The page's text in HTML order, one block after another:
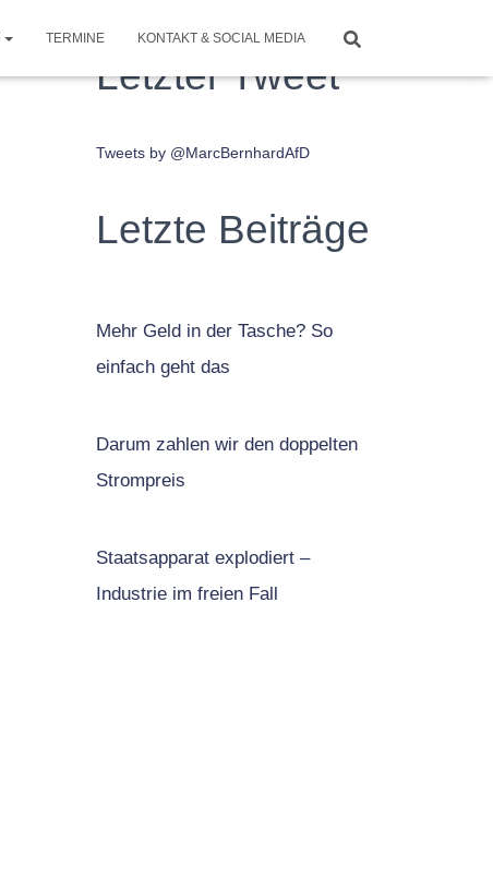
TERMINE KONTAKT & SOCIAL MEDIA
Letzter Tweet
Tweets by @MarcBernhardAfD
Letzte Beiträge
Mehr Geld in der Tasche? So
einfach geht das
Darum zahlen wir den doppelten
Strompreis
Staatsapparat explodiert –
Industrie im freien Fall